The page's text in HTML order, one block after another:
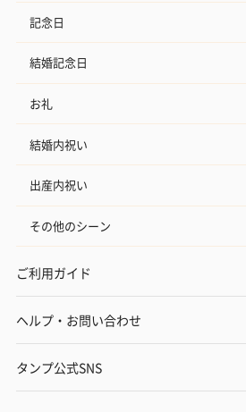
記念日
結婚記念日
お礼
結婚内祝い
出産内祝い
その他のシーン
ご利用ガイド
ヘルプ・お問い合わせ
タンプ公式SNS